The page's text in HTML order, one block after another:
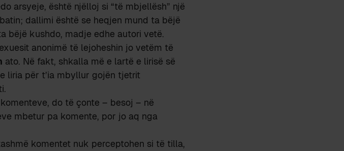
arsyeje, është njëlloj si “të mbjellësh” një
dallimi është se heqjen mund ta bëjë
bëjë kushdo, madje edhe autori vetë.
anonimë të lejoheshin jo vetëm të
ato. Në fakt, shkalla më e lartë e lirisë së
liria për t’ia mbyllur gojën tjetrit
do të çonte – besoj – në
mbetur pa komente, por jo aq nga
komentet nuk perceptohen si të tilla,